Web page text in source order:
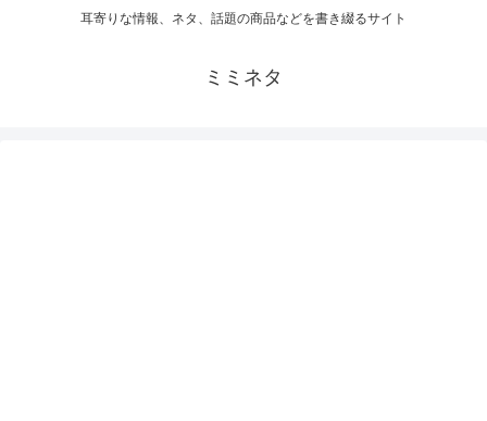
耳寄りな情報、ネタ、話題の商品などを書き綴るサイト
ミミネタ